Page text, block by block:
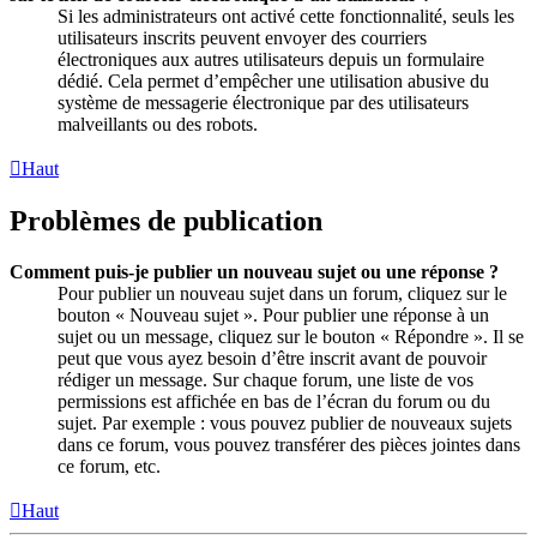
Si les administrateurs ont activé cette fonctionnalité, seuls les
utilisateurs inscrits peuvent envoyer des courriers
électroniques aux autres utilisateurs depuis un formulaire
dédié. Cela permet d’empêcher une utilisation abusive du
système de messagerie électronique par des utilisateurs
malveillants ou des robots.
Haut
Problèmes de publication
Comment puis-je publier un nouveau sujet ou une réponse ?
Pour publier un nouveau sujet dans un forum, cliquez sur le
bouton « Nouveau sujet ». Pour publier une réponse à un
sujet ou un message, cliquez sur le bouton « Répondre ». Il se
peut que vous ayez besoin d’être inscrit avant de pouvoir
rédiger un message. Sur chaque forum, une liste de vos
permissions est affichée en bas de l’écran du forum ou du
sujet. Par exemple : vous pouvez publier de nouveaux sujets
dans ce forum, vous pouvez transférer des pièces jointes dans
ce forum, etc.
Haut